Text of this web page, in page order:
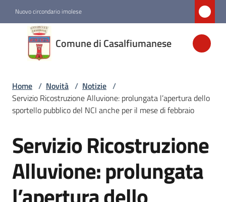
Nuovo circondario imolese
Comune di Casalfiumanese
Comune di
Casalfiumanese
Amministrazione
Menu selezionato
Vivere
Home / Novità / Notizie /
Servizio Ricostruzione Alluvione: prolungata l’apertura dello
sportello pubblico del NCI anche per il mese di febbraio
Salta al contenuto
Servizio Ricostruzione
Alluvione: prolungata